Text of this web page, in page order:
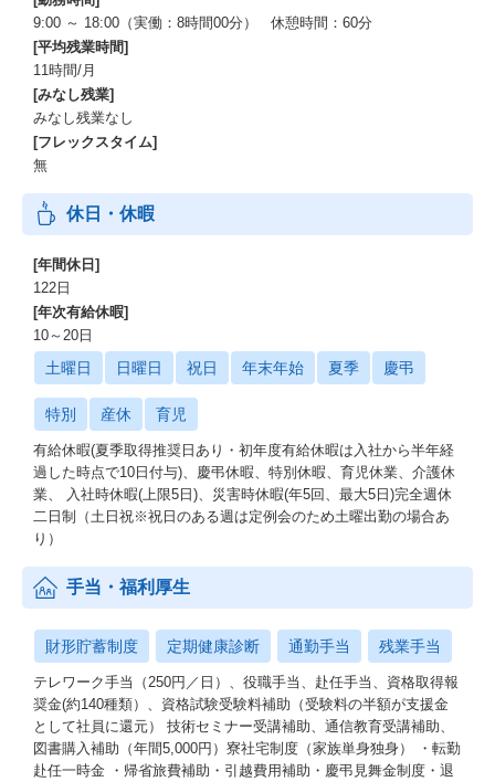
9:00 ～ 18:00（実働：8時間00分） 休憩時間：60分
[平均残業時間]
11時間/月
[みなし残業]
みなし残業なし
[フレックスタイム]
無
休日・休暇
[年間休日]
122日
[年次有給休暇]
10～20日
土曜日 日曜日 祝日 年末年始 夏季 慶弔
特別 産休 育児
有給休暇(夏季取得推奨日あり・初年度有給休暇は入社から半年経
過した時点で10日付与)、慶弔休暇、特別休暇、育児休業、介護休
業、 入社時休暇(上限5日)、災害時休暇(年5回、最大5日)完全週休
二日制（土日祝※祝日のある週は定例会のため土曜出勤の場合あ
り）
手当・福利厚生
財形貯蓄制度 定期健康診断 通勤手当 残業手当
テレワーク手当（250円／日）、役職手当、赴任手当、資格取得報
奨金(約140種類）、資格試験受験料補助（受験料の半額が支援金
として社員に還元） 技術セミナー受講補助、通信教育受講補助、
図書購入補助（年間5,000円）寮社宅制度（家族単身独身） ・転勤
赴任一時金 ・帰省旅費補助・引越費用補助・慶弔見舞金制度・退